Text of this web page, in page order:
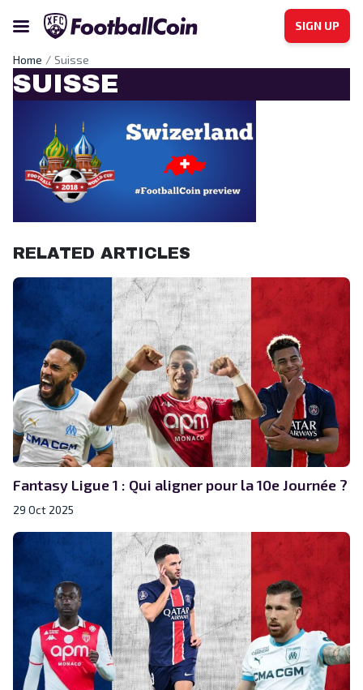
SIGN UP
Home Suisse
SUISSE
RELATED ARTICLES
Fantasy Ligue 1 : Qui aligner pour la 10e Journée ?
29 Oct 2025